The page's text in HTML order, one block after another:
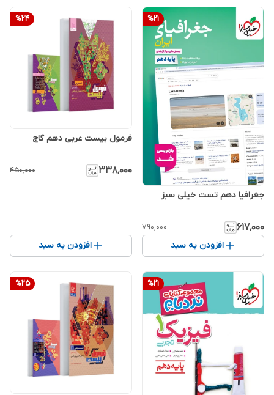
%21
جغرافیا دهم تست خیلی سبز
۶۱۷٬۰۰۰ ۷۹۰٬۰۰۰
افزودن به سبد
%24
فرمول بیست عربی دهم گاج
۳۳۸٬۰۰۰ ۴۵۰٬۰۰۰
افزودن به سبد
%21
%25